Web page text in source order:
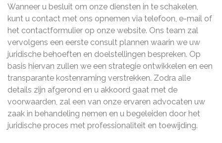
Wanneer u besluit om onze diensten in te schakelen,
kunt u contact met ons opnemen via telefoon, e-mail of
het contactformulier op onze website. Ons team zal
vervolgens een eerste consult plannen waarin we uw
juridische behoeften en doelstellingen bespreken. Op
basis hiervan zullen we een strategie ontwikkelen en een
transparante kostenraming verstrekken. Zodra alle
details zijn afgerond en u akkoord gaat met de
voorwaarden, zal een van onze ervaren advocaten uw
zaak in behandeling nemen en u begeleiden door het
juridische proces met professionaliteit en toewijding.